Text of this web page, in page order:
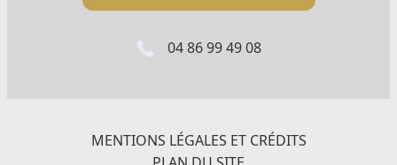
04 86 99 49 08
MENTIONS LÉGALES ET CRÉDITS